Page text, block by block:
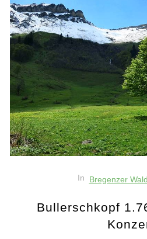
In Bregenzer Wald
Bullerschkopf